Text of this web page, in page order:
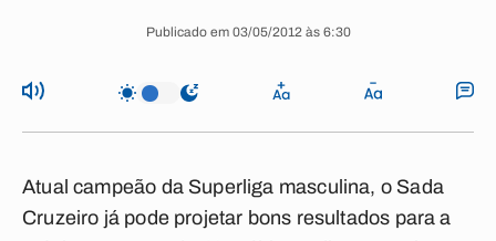
Publicado em 03/05/2012 às 6:30
Atual campeão da Superliga masculina, o Sada
Cruzeiro já pode projetar bons resultados para a